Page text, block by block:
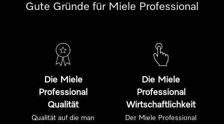
Gute Gründe für Miele Professional
Die Miele
Professional
Qualität
Qualität auf die man
Die Miele
Professional
Wirtschaftlichkeit
Der Miele Professional